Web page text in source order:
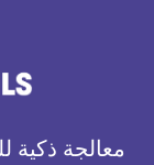
معالجة ذكية